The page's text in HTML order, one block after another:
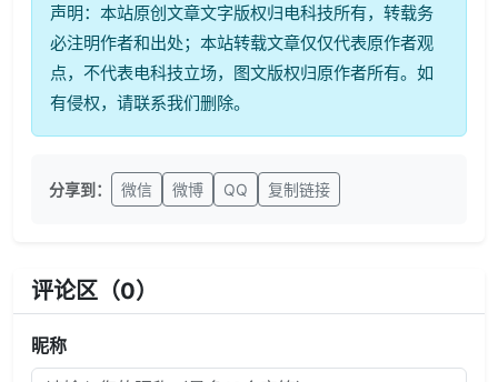
声明：本站原创文章文字版权归电科技所有，转载务
必注明作者和出处；本站转载文章仅仅代表原作者观
点，不代表电科技立场，图文版权归原作者所有。如
有侵权，请联系我们删除。
分享到： 微信 微博 QQ 复制链接
评论区（0）
昵称